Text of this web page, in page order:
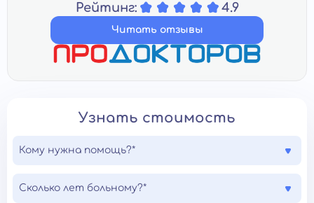
Рейтинг: 4.9
Читать отзывы
Узнать стоимость
Кому нужна помощь?*
Сколько лет больному?*